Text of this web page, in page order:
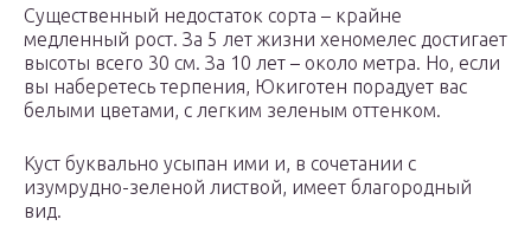
Существенный недостаток сорта – крайне
медленный рост. За 5 лет жизни хеномелес достигает
высоты всего 30 см. За 10 лет – около метра. Но, если
вы наберетесь терпения, Юкиготен порадует вас
белыми цветами, с легким зеленым оттенком.
Куст буквально усыпан ими и, в сочетании с
изумрудно-зеленой листвой, имеет благородный
вид.